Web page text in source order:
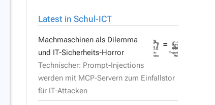
Latest in Schul-ICT
Machmaschinen als Dilemma
und IT-Sicherheits-Horror
Technischer: Prompt-Injections
werden mit MCP-Servern zum Einfallstor
für IT-Attacken